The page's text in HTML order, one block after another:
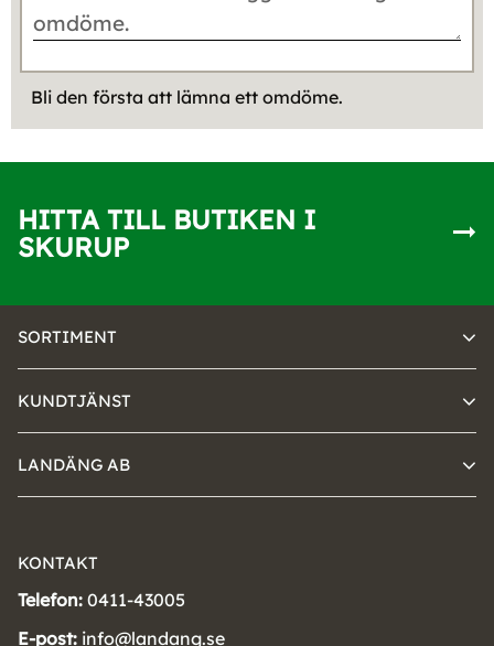
Bli den första att lämna ett omdöme.
HITTA TILL BUTIKEN I
SKURUP
SORTIMENT
KUNDTJÄNST
LANDÄNG AB
KONTAKT
Telefon: 0411-43005
E-post: info@landang.se